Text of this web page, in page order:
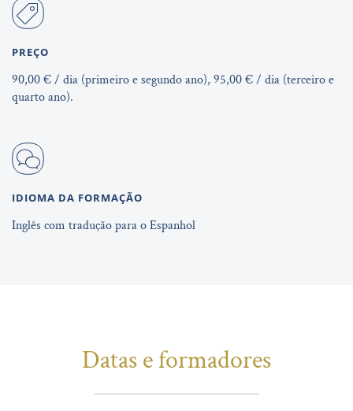
PREÇO
90,00 € / dia (primeiro e segundo ano), 95,00 € / dia (terceiro e
quarto ano).
IDIOMA DA FORMAÇÃO
Inglês com tradução para o Espanhol
Datas e formadores